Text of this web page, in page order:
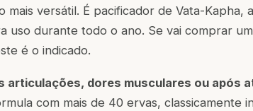
mais versátil. É pacificador de Vata-
uso durante todo o ano. Se vai comprar
é o indicado.
articulações, dores musculares ou após
com mais de 40 ervas, classicamente